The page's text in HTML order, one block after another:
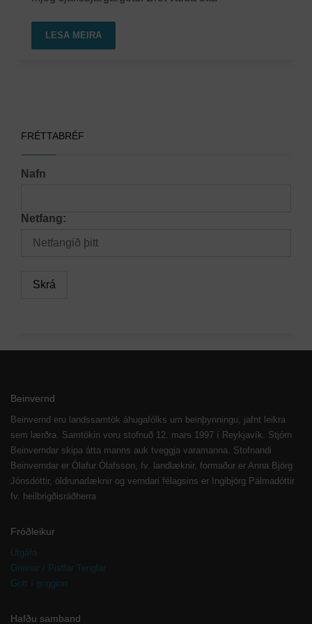
LESA MEIRA
FRÉTTABRÉF
Nafn
Netfang:
Beinvernd
Beinvernd eru landssamtök áhugafólks um beinþynningu, jafnt leikra
sem lærðra. Samtökin voru stofnuð 12. mars 1997 í Reykjavík. Stjórn
Beinverndar skipa átta manns auk tveggja varamanna. Stofnandi
Beinverndar er Ólafur Ólafsson, fv. landlæknir, formaður er Anna Björg
Jónsdóttir, öldrunarlæknir og verndari félagsins er Ingibjörg Pálmadóttir
fv. heilbrigðisráðherra
Fróðleikur
Útgáfa
Greinar / Pistlar Tenglar
Gott í gogginn
Hafðu samband